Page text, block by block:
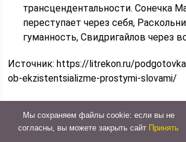
трансцендентальности. Сонечка
переступает через себя,
гуманность, Свидригайлов через
Источник:https://litrekon.ru/
ob-ekzistentsializme-prostymi-slovami/
Что такое
Кратко
Мы сохраняем файлы cookie: если вы не
согласны, вы можете закрыть сайт Принять